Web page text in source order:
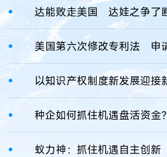
种企如何抓住机遇盘活资金？